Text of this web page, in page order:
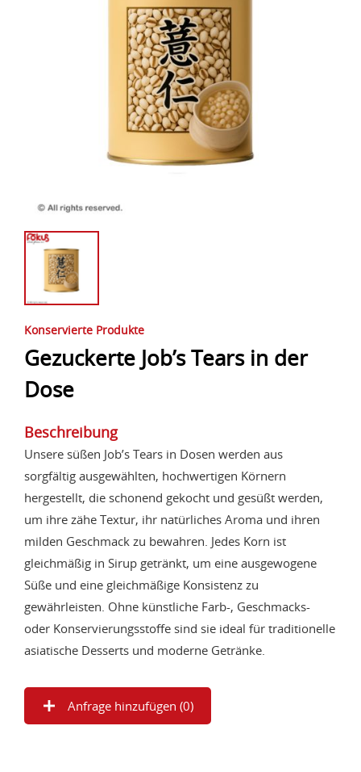
Konservierte Produkte
Gezuckerte Job’s Tears in der
Dose
Beschreibung
Unsere süßen Job’s Tears in Dosen werden aus
sorgfältig ausgewählten, hochwertigen Körnern
hergestellt, die schonend gekocht und gesüßt werden,
um ihre zähe Textur, ihr natürliches Aroma und ihren
milden Geschmack zu bewahren. Jedes Korn ist
gleichmäßig in Sirup getränkt, um eine ausgewogene
Süße und eine gleichmäßige Konsistenz zu
gewährleisten. Ohne künstliche Farb-, Geschmacks-
oder Konservierungsstoffe sind sie ideal für traditionelle
asiatische Desserts und moderne Getränke.
Anfrage hinzufügen (0)